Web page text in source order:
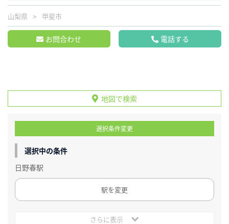
山梨県 甲斐市
お問合わせ 電話する
地図で検索
選択条件変更
選択中の条件
日野春駅
駅を変更
さらに表示